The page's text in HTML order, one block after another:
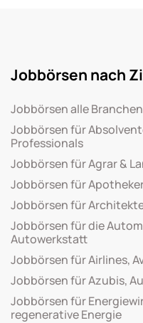
Jobbörsen nach
Jobbörsen alle
Jobbörsen für
Professionals
Jobbörsen für Agrar &
Jobbörsen für
Jobbörsen für
Jobbörsen für die
Autowerkstatt
Jobbörsen für Airlines,
Jobbörsen für Azubis,
Jobbörsen für
regenerative Energie